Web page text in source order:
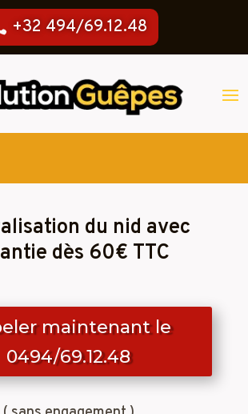
+32 494/69.12.48
du nid avec
dès 60€ TTC
maintenant le
0494/69.12.48